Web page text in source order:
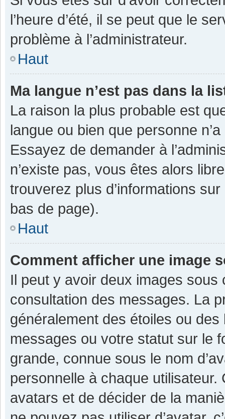
l’heure d’été, il se peut que le
problème à l’administrateur.
Haut
Ma langue n’est pas dans la
La raison la plus probable est
langue ou bien que personne
Essayez de demander à
n’existe pas, vous êtes alors
trouverez plus d’informations
bas de page).
Haut
Comment afficher une image
Il peut y avoir deux images sous
consultation des messages. La
généralement des étoiles ou
messages ou votre statut sur le
grande, connue sous le nom
personnelle à chaque utilisateur.
avatars et de décider de la